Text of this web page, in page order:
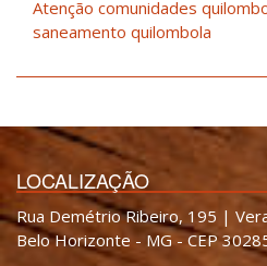
Atenção comunidades
saneamento quilombola
LOCALIZAÇÃO
Rua Demétrio Ribeiro, 195 |
Belo Horizonte - MG - CEP